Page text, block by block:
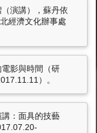
TEL: +886-4-2359-0121
演講），蘇丹依
經濟文化辦事處
影與時間（研
）。
：面具的技藝